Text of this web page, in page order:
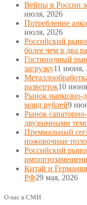
Вейпы в России
июля, 2026
Потребление
июля, 2026
Российский
более чем в два
Гостиничный
загрузку11 июня,
разверток10
Рынок наркозно-
млрд рублей9
Рынок
двузначными
Премиальный
ножовочные
Российский
Китай и
РФ29 мая, 2026
О нас в СМИ